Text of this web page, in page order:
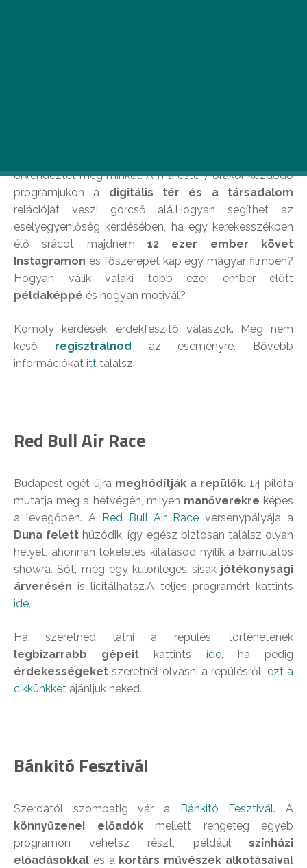
örvendeztet meg minket. A ma este 7 órakor kezdődő
programjukon a digitális tér és a társadalom
relációját veszi górcső alá.Hogyan segíthet az
esélyegyenlőség kérdésében, ha egy kerekesszékben
élő srácot majdnem 12 ezer ember követ
Instagramon és főszerepet kap egy magyar filmben?
Hogyan válik valaki több ezer ember előtt
példaképpé és hogyan motivál?
Komoly kérdések, érdekfeszítő válaszok. Még nem
késő
regisztrálnod
az eseményre. Bővebb
információkat itt találsz.
Red Bull Air Race
Budapest egét újra meghódítják a repülők. 14 pilóta
mutatja meg a hétvégén, milyen manőverekre képes
a levegőben. A
Red Bull Air Raceversenypályája a
Duna felett húzódik, így egész biztosan találsz olyan
helyet, ahonnan tökéletes kilátásod nyílik a bámulatos
showra. Sőt, még egy különleges sisakjótékonysági
árverésén is licitálhatsz.A teljes programért kattints
ide.
Ha szeretnéd látni a repülés történetének
legbizarrabb gépeit kattints ide, ha pedig
érdekességeket szeretnél olvasni a repülésről, ezt a
cikkünkket ajánljuk neked.
Bánkitó Fesztivál
Szerdától szombatig vár a Bánkitó Fesztivál. A
könnyűzenei előadókmellett rengeteg egyéb
programon vehetsz részt, például színházi
előadásokkal és akortárs művészek alkotásaival